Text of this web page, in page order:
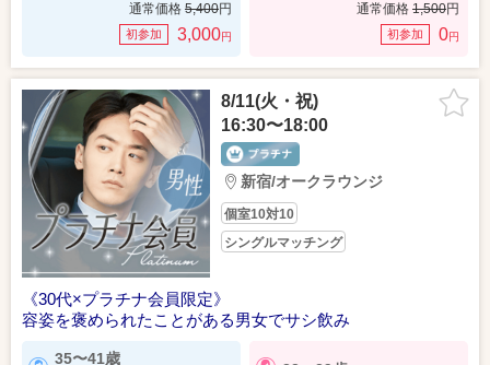
通常価格 5,400円
初参加 3,000円
通常価格 1,500円
初参加 0円
8/11(火・祝)
16:30〜18:00
新宿/オークラウンジ
個室10対10
シングルマッチング
《30代×プラチナ会員限定》
容姿を褒められたことがある男女でサシ飲み
35〜41歳